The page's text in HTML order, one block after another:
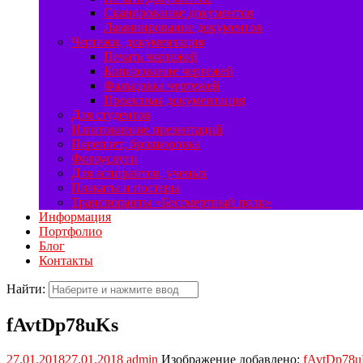
Сканирование документов
Ламинирование документов
Чертежи, документация
Печать чертежей
Копирование чертежей
Фальцовка чертежей
Проектная документация
Для студентов
Изготовление презентаций
Переплет, брошюровка
Фотоуслуги
Для аспирантов, ученых
Плакаты и постеры
Транспоранты «Бессмертный полк»
Информация
Портфолио
Блог
Контакты
Найти:
fAvtDp78uKs
27.01.201827.01.2018 admin Изображение добавлено: